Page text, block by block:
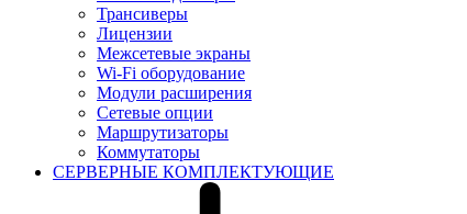
Трансиверы
Лицензии
Межсетевые экраны
Wi-Fi оборудование
Модули расширения
Сетевые опции
Маршрутизаторы
Коммутаторы
СЕРВЕРНЫЕ КОМПЛЕКТУЮЩИЕ